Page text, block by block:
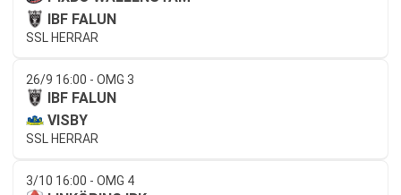
IBF FALUN
SSL HERRAR
26/9 16:00 - OMG 3
IBF FALUN
VISBY
SSL HERRAR
3/10 16:00 - OMG 4